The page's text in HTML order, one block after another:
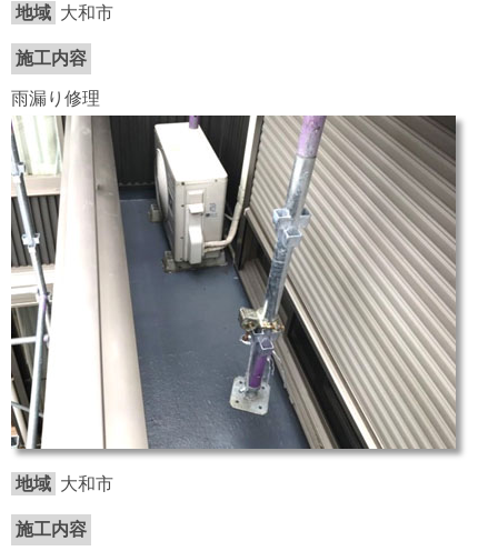
地域 大和市
施工内容
雨漏り修理
地域 大和市
施工内容